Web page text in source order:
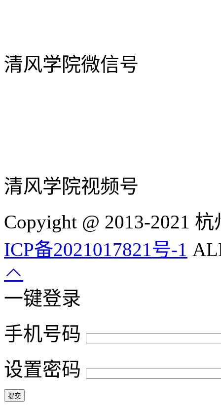
清风学院微信号
清风学院视频号
Copyight @ 2013-2021
ICP备2021017821号-1
一键登录
手机号码
设置密码